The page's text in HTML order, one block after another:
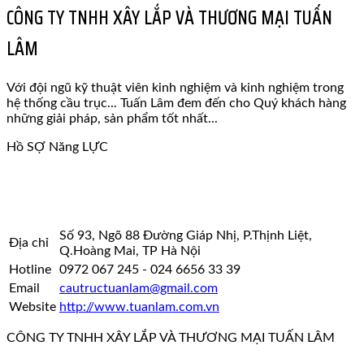
CÔNG TY TNHH XÂY LẮP VÀ THƯƠNG MẠI TUẤN
LÂM
Với đội ngũ kỹ thuật viên kinh nghiệm và kinh nghiệm trong
hệ thống cầu trục... Tuấn Lâm đem đến cho Quý khách hàng
những giải pháp, sản phẩm tốt nhất...
Hồ SỢ Năng LỰC
Địa chỉ
Số 93, Ngõ 88 Đường Giáp Nhị, P.Thịnh Liệt,
Q.Hoàng Mai, TP Hà Nội
Hotline
0972 067 245 - 024 6656 33 39
Email
cautructuanlam@gmail.com
Website http://www.tuanlam.com.vn
CÔNG TY TNHH XÂY LẮP VÀ THƯƠNG MẠI TUẤN LÂM